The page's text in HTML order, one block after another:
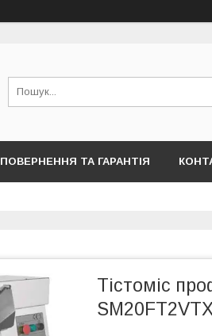
ПОВЕРНЕННЯ ТА ГАРАНТІЯ
Тістоміс